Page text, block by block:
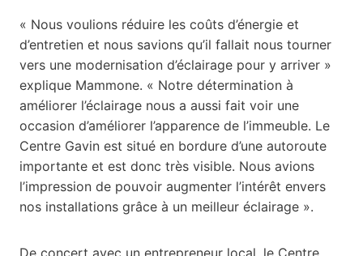
« Nous voulions réduire les coûts d’énergie et
d’entretien et nous savions qu’il fallait nous tourner
vers une modernisation d’éclairage pour y arriver »
explique Mammone. « Notre détermination à
améliorer l’éclairage nous a aussi fait voir une
occasion d’améliorer l’apparence de l’immeuble. Le
Centre Gavin est situé en bordure d’une autoroute
importante et est donc très visible. Nous avions
l’impression de pouvoir augmenter l’intérêt envers
nos installations grâce à un meilleur éclairage ».
De concert avec un entrepreneur local, le Centre